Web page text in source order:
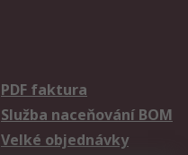
PDF faktura
Služba naceňování BOM
Velké objednávky